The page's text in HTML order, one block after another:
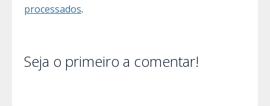
processados.
Seja o primeiro a comentar!